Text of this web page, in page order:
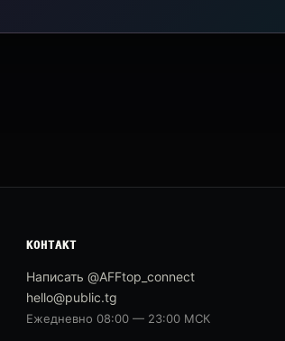
КОНТАКТ
Написать @AFFtop_connect
hello@public.tg
Ежедневно 08:00 — 23:00 МСК